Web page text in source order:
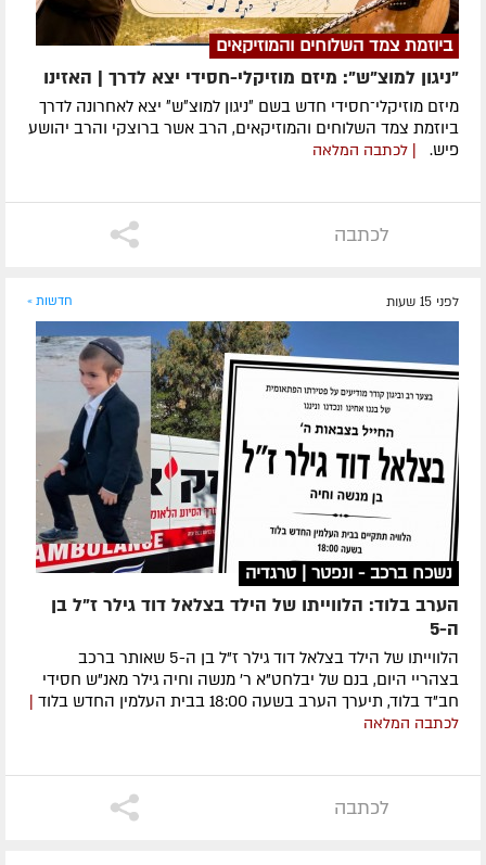
ביוזמת צמד השלוחים והמוזיקאים
"ניגון למוצ"ש": מיזם מוזיקלי-חסידי יצא לדרך | האזינו
מיזם מוזיקלי־חסידי חדש בשם ״ניגון למוצ״ש״ יצא לאחרונה לדרך
ביוזמת צמד השלוחים והמוזיקאים, הרב אשר ברוצקי והרב יהושע
פיש. | לכתבה המלאה
לכתבה
לפני 15 שעות חדשות »
נשכח ברכב - ונפטר | טרגדיה
הערב בלוד: הלווייתו של הילד בצלאל דוד גילר ז"ל בן
ה-5
הלווייתו של הילד בצלאל דוד גילר ז"ל בן ה-5 שאותר ברכב
בצהריי היום, בנם של יבלחט"א ר' מנשה וחיה גילר מאנ"ש חסידי
חב"ד בלוד, תיערך הערב בשעה 18:00 בבית העלמין החדש בלוד
לכתבה המלאה
לכתבה